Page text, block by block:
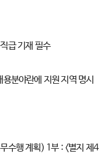
급 기재 필수
분야란에 지원 지역 명시
수행 계획) 1부 : <별지 제4